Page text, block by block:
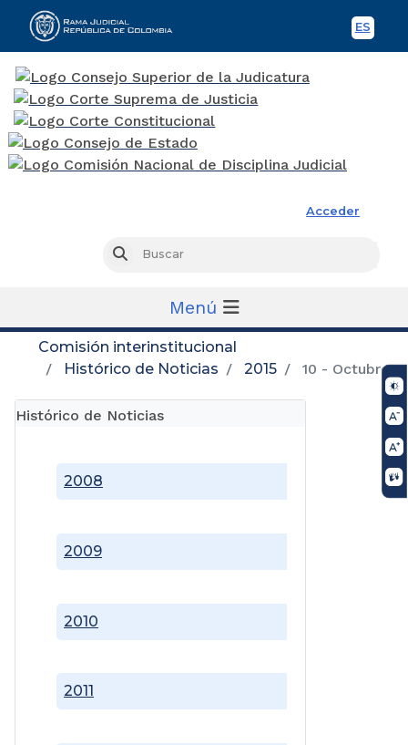
ES
Acceder
Buscar
Menú
Comisión interinstitucional
Histórico de Noticias
2015 10 - Octubre
Histórico de Noticias
2008
2009
2010
2011